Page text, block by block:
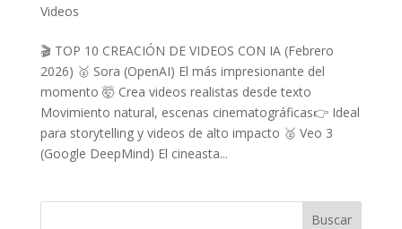
Videos
🎬 TOP 10 CREACIÓN DE VIDEOS CON IA (Febrero
2026) 🥇 Sora (OpenAI) El más impresionante del
momento 🤯 Crea videos realistas desde texto
Movimiento natural, escenas cinematográficas👉 Ideal
para storytelling y videos de alto impacto 🥈 Veo 3
(Google DeepMind) El cineasta...
Buscar